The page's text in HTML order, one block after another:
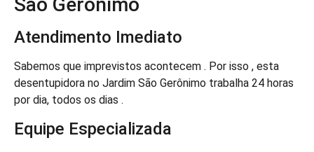
São Gerônimo
Atendimento Imediato
Sabemos que imprevistos acontecem . Por isso , esta
desentupidora no Jardim São Gerônimo trabalha 24 horas
por dia, todos os dias .
Equipe Especializada